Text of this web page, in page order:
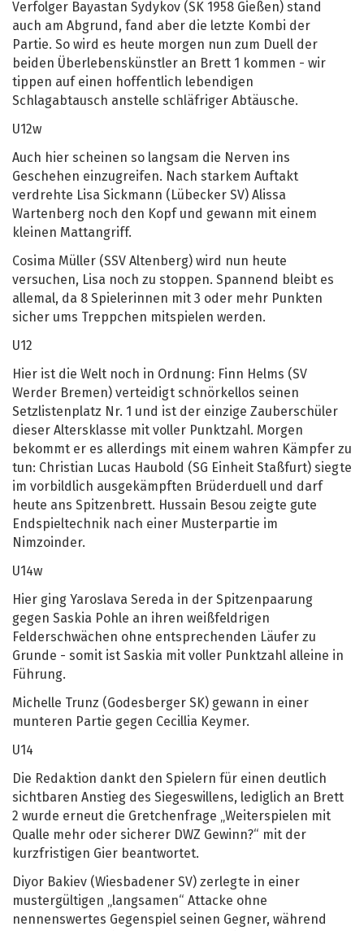
Verfolger Bayastan Sydykov (SK 1958 Gießen) stand
auch am Abgrund, fand aber die letzte Kombi der
Partie. So wird es heute morgen nun zum Duell der
beiden Überlebenskünstler an Brett 1 kommen - wir
tippen auf einen hoffentlich lebendigen
Schlagabtausch anstelle schläfriger Abtäusche.
U12w
Auch hier scheinen so langsam die Nerven ins
Geschehen einzugreifen. Nach starkem Auftakt
verdrehte Lisa Sickmann (Lübecker SV) Alissa
Wartenberg noch den Kopf und gewann mit einem
kleinen Mattangriff.
Cosima Müller (SSV Altenberg) wird nun heute
versuchen, Lisa noch zu stoppen. Spannend bleibt es
allemal, da 8 Spielerinnen mit 3 oder mehr Punkten
sicher ums Treppchen mitspielen werden.
U12
Hier ist die Welt noch in Ordnung: Finn Helms (SV
Werder Bremen) verteidigt schnörkellos seinen
Setzlistenplatz Nr. 1 und ist der einzige Zauberschüler
dieser Altersklasse mit voller Punktzahl. Morgen
bekommt er es allerdings mit einem wahren Kämpfer zu
tun: Christian Lucas Haubold (SG Einheit Staßfurt) siegte
im vorbildlich ausgekämpften Brüderduell und darf
heute ans Spitzenbrett. Hussain Besou zeigte gute
Endspieltechnik nach einer Musterpartie im
Nimzoinder.
U14w
Hier ging Yaroslava Sereda in der Spitzenpaarung
gegen Saskia Pohle an ihren weißfeldrigen
Felderschwächen ohne entsprechenden Läufer zu
Grunde - somit ist Saskia mit voller Punktzahl alleine in
Führung.
Michelle Trunz (Godesberger SK) gewann in einer
munteren Partie gegen Cecillia Keymer.
U14
Die Redaktion dankt den Spielern für einen deutlich
sichtbaren Anstieg des Siegeswillens, lediglich an Brett
2 wurde erneut die Gretchenfrage „Weiterspielen mit
Qualle mehr oder sicherer DWZ Gewinn?“ mit der
kurzfristigen Gier beantwortet.
Diyor Bakiev (Wiesbadener SV) zerlegte in einer
mustergültigen „langsamen“ Attacke ohne
nennenswertes Gegenspiel seinen Gegner, während